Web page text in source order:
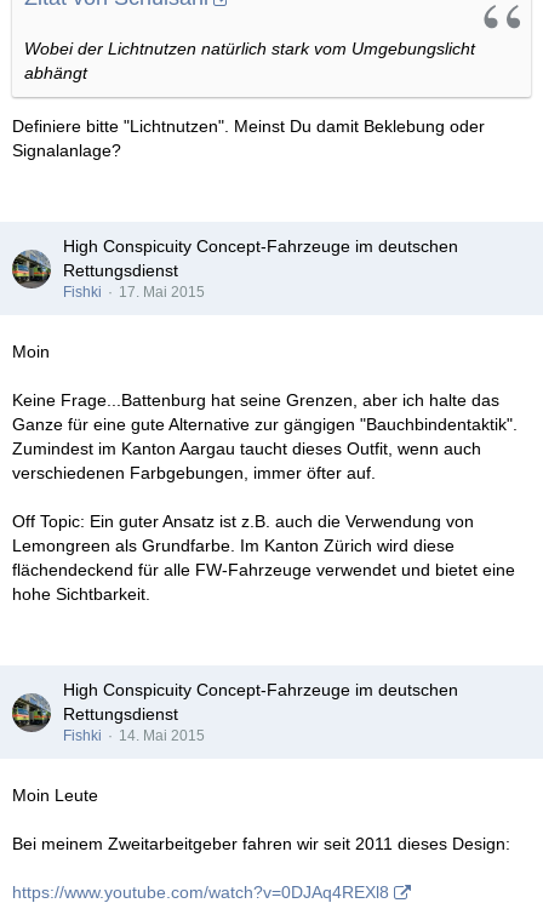
Wobei der Lichtnutzen natürlich stark vom Umgebungslicht
abhängt
Definiere bitte "Lichtnutzen". Meinst Du damit Beklebung oder
Signalanlage?
High Conspicuity Concept-Fahrzeuge im deutschen
Rettungsdienst
Fishki 17. Mai 2015
Moin
Keine Frage...Battenburg hat seine Grenzen, aber ich halte das
Ganze für eine gute Alternative zur gängigen "Bauchbindentaktik".
Zumindest im Kanton Aargau taucht dieses Outfit, wenn auch
verschiedenen Farbgebungen, immer öfter auf.
Off Topic: Ein guter Ansatz ist z.B. auch die Verwendung von
Lemongreen als Grundfarbe. Im Kanton Zürich wird diese
flächendeckend für alle FW-Fahrzeuge verwendet und bietet eine
hohe Sichtbarkeit.
High Conspicuity Concept-Fahrzeuge im deutschen
Rettungsdienst
Fishki 14. Mai 2015
Moin Leute
Bei meinem Zweitarbeitgeber fahren wir seit 2011 dieses Design:
https://www.youtube.com/watch?v=0DJAq4REXl8